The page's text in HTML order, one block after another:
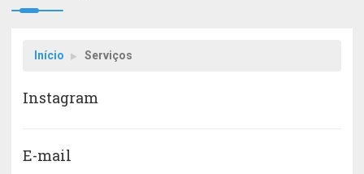
Início Serviços
Instagram
E-mail